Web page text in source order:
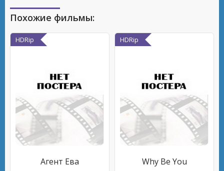
Похожие фильмы:
HDRip
Агент Ева
HDRip
Why Be You